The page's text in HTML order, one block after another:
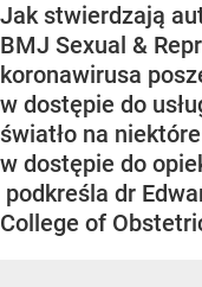
Jak stwierdzają
BMJ Sexual &
koronawirusa
w dostępie do
światło na
w dostępie do
podkreśla dr
College of